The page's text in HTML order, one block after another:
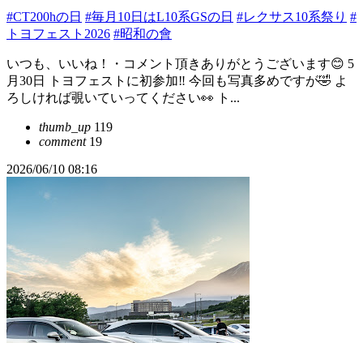
#CT200hの日 #毎月10日はL10系GSの日 #レクサス10系祭り #
トヨフェスト2026 #昭和の會
いつも、いいね！・コメント頂きありがとうございます😊 5
月30日 トヨフェストに初参加‼︎ 今回も写真多めですが🤣 よ
ろしければ覗いていってください👀 ト...
thumb_up 119
comment19
2026/06/10 08:16